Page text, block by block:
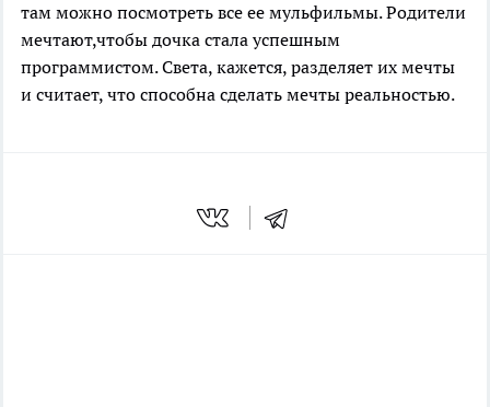
там можно посмотреть все ее мульфильмы. Родители
мечтают,чтобы дочка стала успешным
программистом. Света, кажется, разделяет их мечты
и считает, что способна сделать мечты реальностью.